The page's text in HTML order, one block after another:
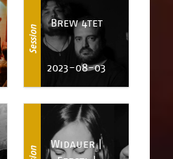
Session
Brew 4tet
2023-08-03
Widauer |